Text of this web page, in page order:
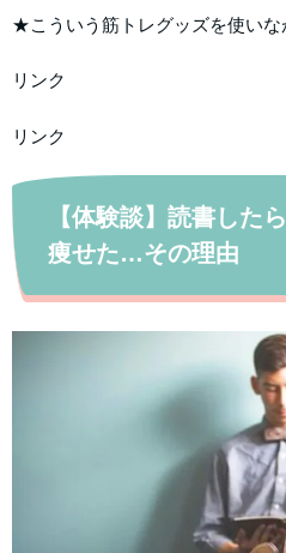
★こういう筋トレグッズを使いな
リンク
リンク
【体験談】読書した
痩せた…その理由